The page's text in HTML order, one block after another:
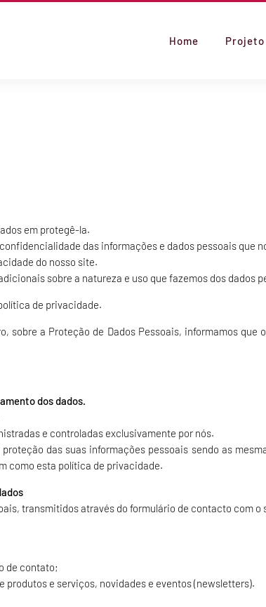
Home Projeto
em protegê-la.
das informações e dados pessoais que
do nosso site.
sobre a natureza e uso que fazemos dos dados
de privacidade.
sobre a Proteção de Dados Pessoais, informamos
dos dados.
e controladas exclusivamente por nós.
das suas informações pessoais sendo as
como esta política de privacidade.
transmitidos através do formulário de contacto com o
de contato;
produtos e serviços, novidades e eventos (newsletters).